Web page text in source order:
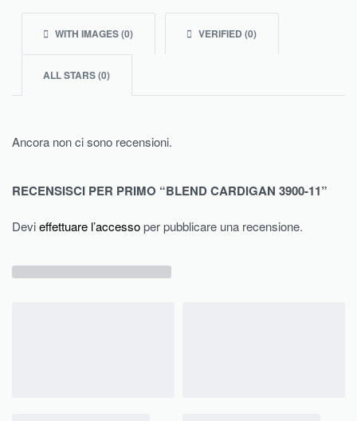
WITH IMAGES (0) VERIFIED (0)
ALL STARS (0)
Ancora non ci sono recensioni.
RECENSISCI PER PRIMO “BLEND CARDIGAN 3900-11”
Devieffettuare l’accessoper pubblicare una recensione.